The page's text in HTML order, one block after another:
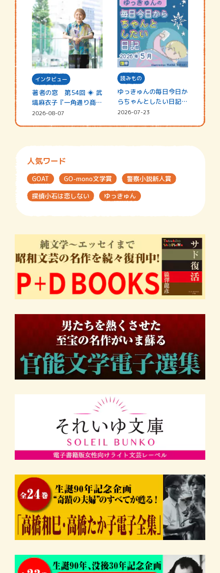
インタビュー
著者の窓 第54回 ◈ 武
塙麻衣子『一角通り商店
街の…
2026-08-07
読みもの
ゆっきゅんの毎日今日か
らちゃんとしたい日記
☆202…
2026-07-23
人気ワード
GOAT GO-mono文学賞
警察小説新人賞
探偵小石は恋しない
ゆっきゅん